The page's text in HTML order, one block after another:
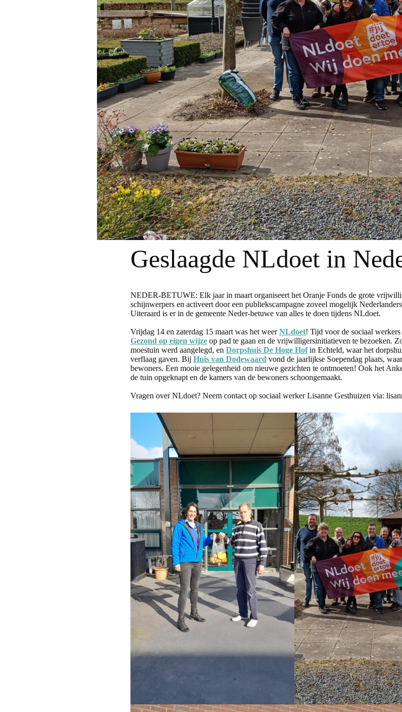
Geslaagde NLdoet in
NEDER-BETUWE: Elk jaar in maart organiseert het Oranje Fonds de grote
schijnwerpers en activeert door een publiekscampagne zoveel mogelijk
Uiteraard is er in de gemeente Neder-betuwe van alles te doen tijdens NLdoet.
Vrijdag 14 en zaterdag 15 maart was het weerNLdoet! Tijd voor de sociaal
Gezond op eigen wijze op pad te gaan en de vrijwilligersinitiatieven te bezoeken.
moestuin werd aangelegd, en Dorpshuis De Hoge Hofin Echteld, waar het
verflaag gaven. Bij Huis van Dodewaard vond de jaarlijkse Soependag plaats,
bewoners. Een mooie gelegenheid om nieuwe gezichten te ontmoeten! Ook het
de tuin opgeknapt en de kamers van de bewoners schoongemaakt.
Vragen over NLdoet? Neem contact op sociaal werker Lisanne Gesthuizen via: